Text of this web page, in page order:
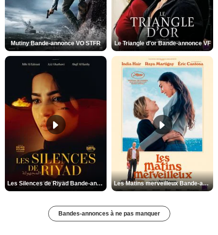
Mutiny Bande-annonce VO STFR Le Triangle d'or Bande-annonce VF
Les Silences de Riyad Bande-annonce VO STFR Les Matins merveilleux Bande-annonce VF
Bandes-annonces à ne pas manquer